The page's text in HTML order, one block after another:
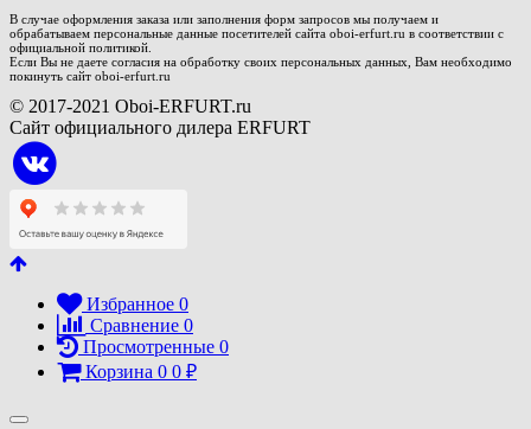
В случае оформления заказа или заполнения форм запросов мы получаем и
обрабатываем персональные данные посетителей сайта oboi-erfurt.ru в соответствии с
официальной политикой.
Если Вы не даете согласия на обработку своих персональных данных, Вам необходимо
покинуть сайт oboi-erfurt.ru
© 2017-2021 Oboi-ERFURT.ru
Сайт официального дилера ERFURT
Избранное 0
Сравнение 0
Просмотренные 0
Корзина 0 0 ₽